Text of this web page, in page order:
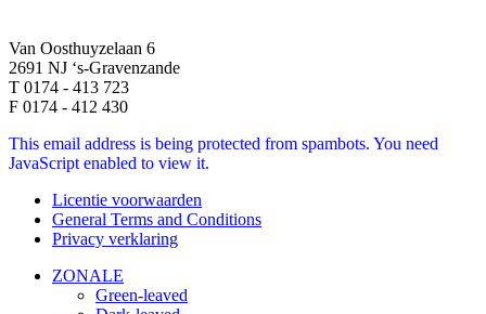
Van Oosthuyzelaan 6
2691 NJ ‘s-Gravenzande
T 0174 - 413 723
F 0174 - 412 430
This email address is being protected from spambots. You need
JavaScript enabled to view it.
Licentie voorwaarden
General Terms and Conditions
Privacy verklaring
ZONALE
Green-leaved